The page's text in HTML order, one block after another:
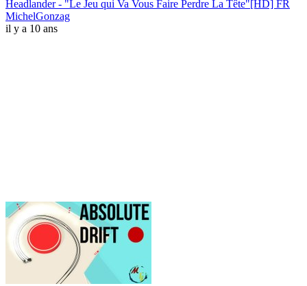
Headlander - "Le Jeu qui Va Vous Faire Perdre La Tête"[HD] FR
MichelGonzag
il y a 10 ans